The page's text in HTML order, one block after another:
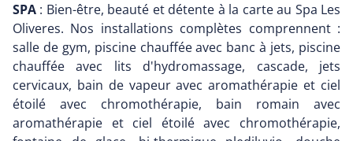
SPA : Bien-être, beauté et détente à la carte au Spa Les
Oliveres. Nos installations complètes comprennent :
salle de gym, piscine chauffée avec banc à jets, piscine
chauffée avec lits d'hydromassage, cascade, jets
cervicaux, bain de vapeur avec aromathérapie et ciel
étoilé avec chromothérapie, bain romain avec
aromathérapie et ciel étoilé avec chromothérapie,